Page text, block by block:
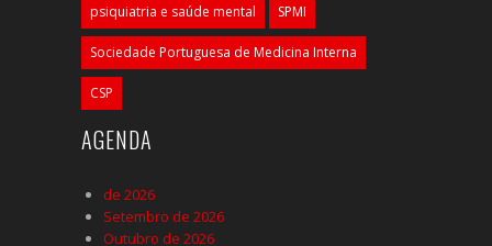
psiquiatria e saúde mental SPMI
Sociedade Portuguesa de Medicina Interna
CSP
AGENDA
de 2026
Setembro de 2026
Outubro de 2026